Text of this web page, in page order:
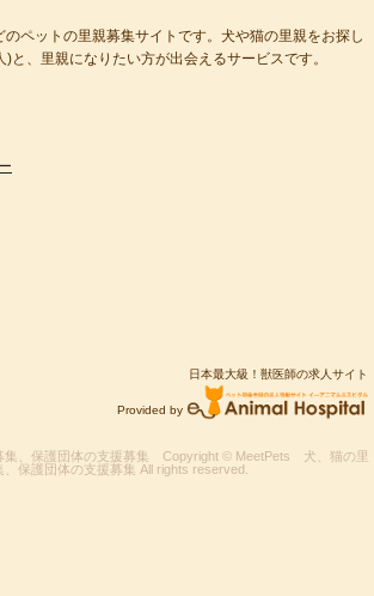
のペットの里親募集サイトです。犬や猫の里親をお探し
と、里親になりたい方が出会えるサービスです。
日本最大級！獣医師の求人サイト
Provided by
、保護団体の支援募集 Copyright © MeetPets 犬、猫の里
、保護団体の支援募集 All rights reserved.